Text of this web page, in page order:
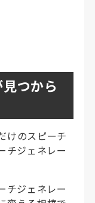
つから
けのスピーチ
チジェネレー
チジェネレー